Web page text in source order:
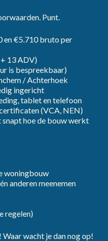
Punt.
en €5.710 bruto per
13 ADV)
is bespreekbaar)
/ Achterhoek
ingericht
tablet en telefoon
(VCA, NEN)
snapt hoe de bouw werkt
woningbouw
anderen meenemen
regelen)
wacht je dan nog op!